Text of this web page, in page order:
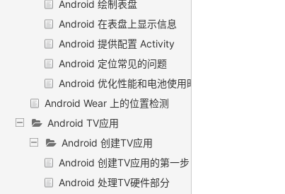
Android 绘制表盘
Android 在表盘上显示信息
Android 提供配置 Activity
Android 定位常见的问题
Android 优化性能和电池使用时间
Android Wear 上的位置检测
Android TV应用
Android 创建TV应用
Android 创建TV应用的第一步
Android 处理TV硬件部分